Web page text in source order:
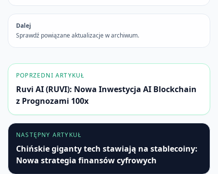
Dalej
Sprawdź powiązane aktualizacje w archiwum.
POPRZEDNI ARTYKUŁ
Ruvi AI (RUVI): Nowa Inwestycja AI Blockchain
z Prognozami 100x
NASTĘPNY ARTYKUŁ
Chińskie giganty tech stawiają na stablecoiny:
Nowa strategia finansów cyfrowych